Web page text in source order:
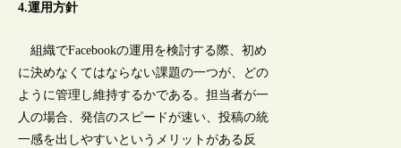
4.運用方針
組織でFacebookの運用を検討する際、初め
に決めなくてはならない課題の一つが、どの
ように管理し維持するかである。担当者が一
人の場合、発信のスピードが速い、投稿の統
一感を出しやすいというメリットがある反